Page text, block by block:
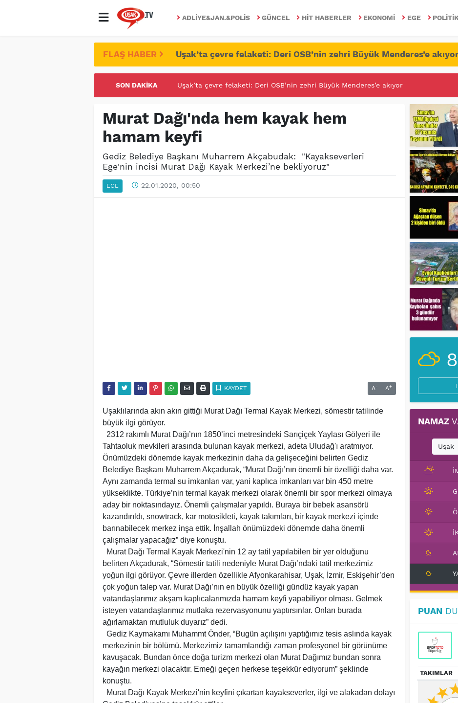
ADLIYE&JAN.&POLIS GÜNCEL HIT HABERLER EKONOMI EGE
FLAŞ HABER Uşak’ta çevre felaketi: Deri OSB’nin zehri Büyük Menderes’e
SON DAKIKA UŞAK ÜNİVERİTESİNDE FETÖ/PDY İLE YALANDAN MÜCADELE!
Murat Dağı'nda hem kayak hem
hamam keyfi
Gediz Belediye Başkanı Muharrem Akçabudak: "Kayakseverleri
Ege'nin incisi Murat Dağı Kayak Merkezi’ne bekliyoruz"
EGE 22.01.2020, 00:50
KAYDET A- A+
Uşaklılarında akın akın gittiği Murat Dağı Termal Kayak Merkezi, sömestir tatilinde
büyük ilgi görüyor.
2312 rakımlı Murat Dağı’nın 1850’inci metresindeki Sarıçiçek Yaylası Gölyeri ile
Tahtaoluk mevkileri arasında bulunan kayak merkezi, adeta Uludağ'ı aratmıyor.
Önümüzdeki dönemde kayak merkezinin daha da gelişeceğini belirten Gediz
Belediye Başkanı Muharrem Akçadurak, “Murat Dağı’nın önemli bir özelliği daha var.
Aynı zamanda termal su imkanları var, yani kaplıca imkanları var bin 450 metre
yükseklikte. Türkiye’nin termal kayak merkezi olarak önemli bir spor merkezi olmaya
aday bir noktasındayız. Önemli çalışmalar yapıldı. Buraya bir bebek asansörü
kazandırıldı, snowtrack, kar motosikleti, kayak takımları, bir kayak merkezi içinde
barınabilecek merkez inşa ettik. İnşallah önümüzdeki dönemde daha önemli
çalışmalar yapacağız” diye konuştu.
Murat Dağı Termal Kayak Merkezi'nin 12 ay tatil yapılabilen bir yer olduğunu
belirten Akçadurak, “Sömestir tatili nedeniyle Murat Dağı’ndaki tatil merkezimiz
yoğun ilgi görüyor. Çevre illerden özellikle Afyonkarahisar, Uşak, İzmir, Eskişehir’den
çok yoğun talep var. Murat Dağı’nın en büyük özelliği gündüz kayak yapan
vatandaşlarımız akşam kaplıcalarımızda hamam keyfi yapabiliyor olması. Gelmek
isteyen vatandaşlarımız mutlaka rezervasyonunu yaptırsınlar. Onları burada
ağırlamaktan mutluluk duyarız” dedi.
Gediz Kaymakamı Muhammt Önder, “Bugün açılışını yaptığımız tesis aslında kayak
merkezinin bir bölümü. Merkezimiz tamamlandığı zaman profesyonel bir görünüme
kavuşacak. Bundan önce doğa turizm merkezi olan Murat Dağımız bundan sonra
kayağın merkezi olacaktır. Emeği geçen herkese teşekkür ediyorum” şeklinde
konuştu.
Murat Dağı Kayak Merkezi'nin keyfini çıkartan kayakseverler, ilgi ve alakadan dolayı
8
NAMAZ
Uşak
PUAN
TAKIMLAR